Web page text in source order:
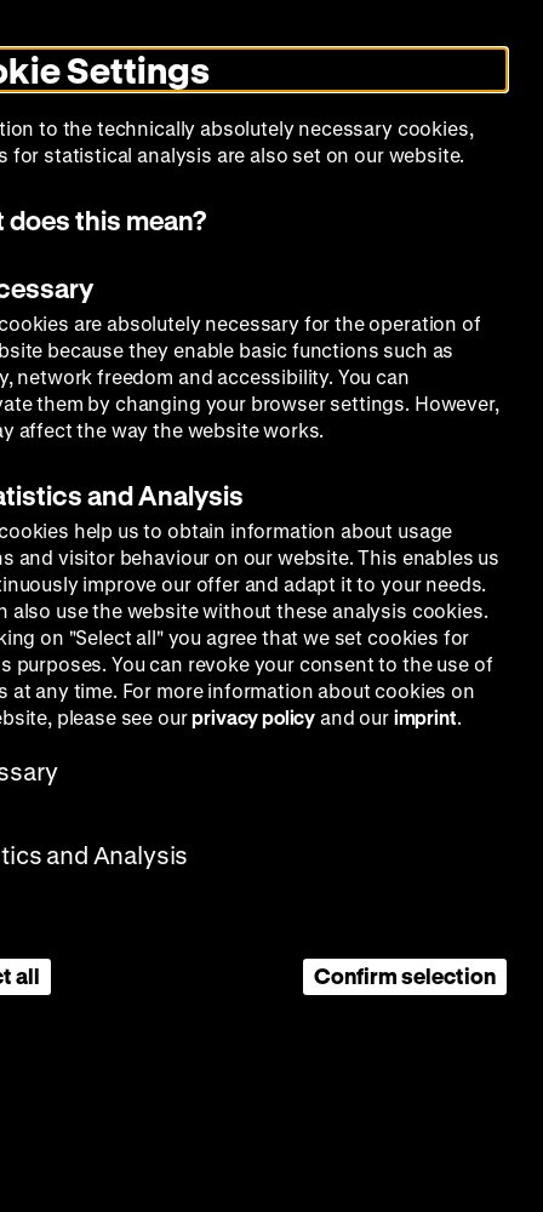
dark
Calendar Programs About Us
Settings
to the technically absolutely necessary cookies,
for statistical analysis are also set on our website.
does this mean?
are absolutely necessary for the operation of
because they enable basic functions such as
network freedom and accessibility. You can
them by changing your browser settings. However,
affect the way the website works.
and Analysis
help us to obtain information about usage
and visitor behaviour on our website. This enables us
improve our offer and adapt it to your needs.
also use the website without these analysis cookies.
on "Select all" you agree that we set cookies for
purposes. You can revoke your consent to the use of
at any time. For more information about cookies on
please see ourprivacy policy and our imprint.
and Analysis
all Confirm selection